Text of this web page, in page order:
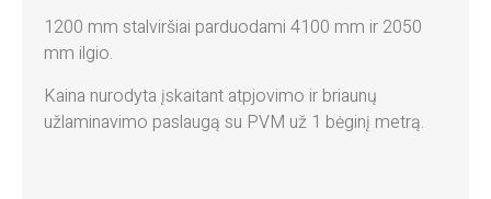
1200 mm stalviršiai parduodami 4100 mm ir 2050
mm ilgio.
Kaina nurodyta įskaitant atpjovimo ir briaunų
užlaminavimo paslaugą su PVM už 1 bėginį metrą.